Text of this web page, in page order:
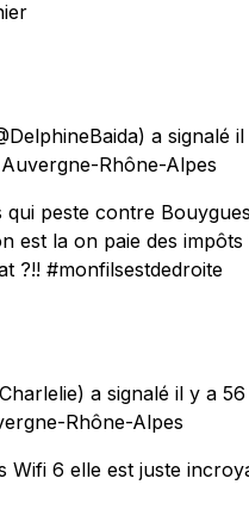
a signalé il
Rhône-Alpes
qui peste contre
est la on paie des impôts
?!! #monfilsestdedroite
a signalé il y a
Rhône-Alpes
Wifi 6 elle est juste